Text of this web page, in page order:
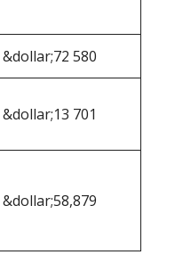
&dollar;72 580
&dollar;13 701
&dollar;58,879